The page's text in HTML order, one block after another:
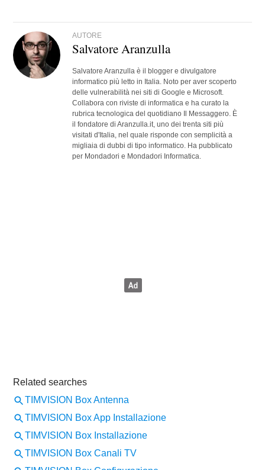
AUTORE
Salvatore Aranzulla
Salvatore Aranzulla è il blogger e divulgatore
informatico più letto in Italia. Noto per aver scoperto
delle vulnerabilità nei siti di Google e Microsoft.
Collabora con riviste di informatica e ha curato la
rubrica tecnologica del quotidiano Il Messaggero. È
il fondatore di Aranzulla.it, uno dei trenta siti più
visitati d'Italia, nel quale risponde con semplicità a
migliaia di dubbi di tipo informatico. Ha pubblicato
per Mondadori e Mondadori Informatica.